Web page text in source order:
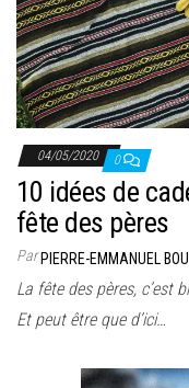
04/05/2020 0
10 idées de
fête des pères
ParPIERRE-EMMANUEL
La fête des pères, c’est
Et peut être que d’ici…